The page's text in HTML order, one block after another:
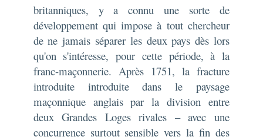
britanniques, y a connu une sorte de
développement qui impose à tout chercheur
de ne jamais séparer les deux pays dès lors
qu'on s'intéresse, pour cette période, à la
franc-maçonnerie. Après 1751, la fracture
introduite introduite dans le paysage
maçonnique anglais par la division entre
deux Grandes Loges rivales – avec une
concurrence surtout sensible vers la fin des